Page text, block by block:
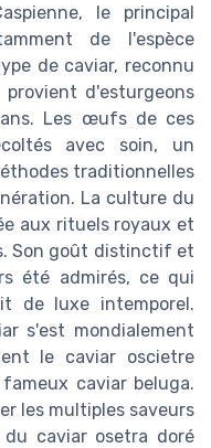
le principal
de l'espèce
de caviar, reconnu
d'esturgeons
Les œufs de ces
avec soin, un
traditionnelles
La culture du
aux rituels royaux et
Son goût distinctif et
été admirés, ce qui
de luxe intemporel.
s'est mondialement
le caviar oscietre
caviar beluga.
les multiples saveurs
caviar osetra doré